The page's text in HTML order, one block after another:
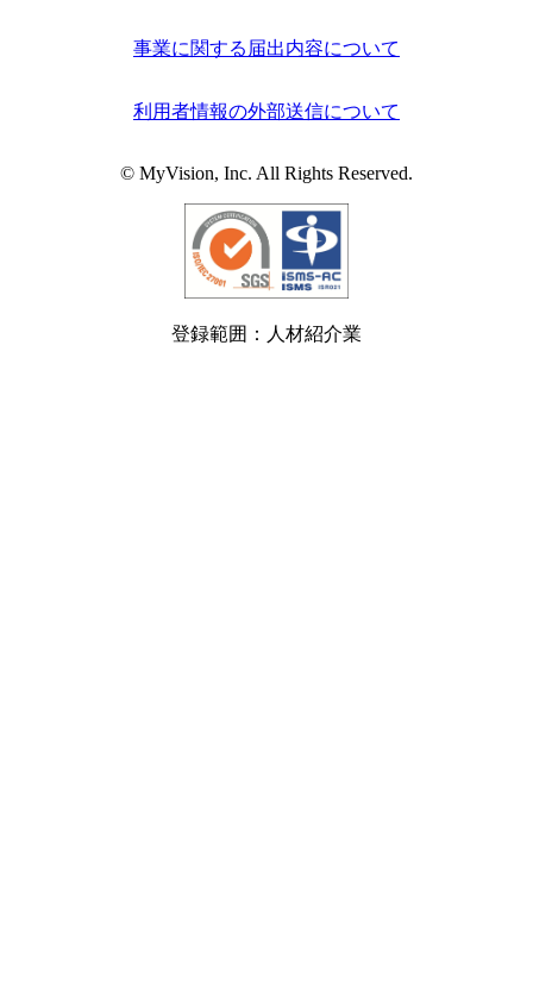
事業に関する届出内容について
利用者情報の外部送信について
© MyVision, Inc. All Rights Reserved.
登録範囲：人材紹介業